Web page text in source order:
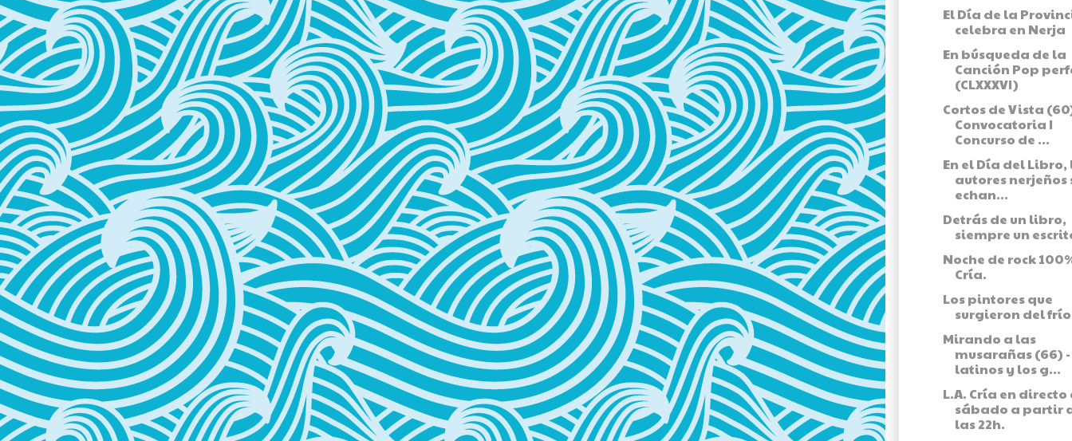
El Día de la
celebra en Nerja
En búsqueda de la
Canción Pop
(CLXXXVI)
Cortos de Vista
Convocatoria I
Concurso de ...
En el Día del Libro,
autores nerjeños
echan...
Detrás de un libro,
siempre un
Noche de rock
Cría.
Los pintores que
surgieron del
Mirando a las
musarañas (66) -
latinos y los g...
L.A. Cría en directo
sábado a partir
las 22h.